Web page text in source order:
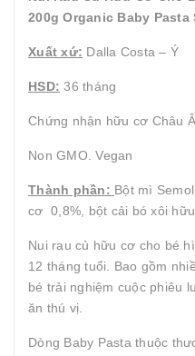
200g Organic Baby Pasta
Xuất xứ: Dalla Costa – Ý
HSD: 36 tháng
Chứng nhận hữu cơ Châu
Non GMO. Vegan
Thành phần: Bột mì
cơ 0,8%, bột cải bó xôi
Nui rau củ hữu cơ cho bé
12 tháng tuổi. Bao gồm
bé trải nghiệm cuộc phiêu
ăn thú vị.
Dòng Baby Pasta thuộc